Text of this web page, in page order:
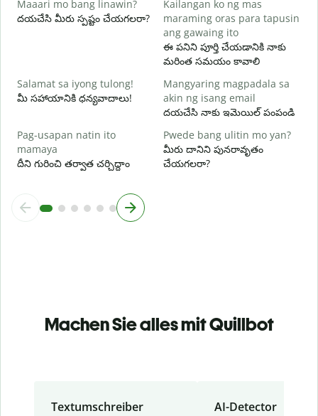
Maaari mo bang linawin?
దయచేసి మీరు స్పష్టం చేయగలరా?
Kailangan ko ng mas
maraming oras para tapusin
ang gawaing ito
ఈ పనిని పూర్తి చేయడానికి నాకు
మరింత సమయం కావాలి
Salamat sa iyong tulong!
మీ సహాయానికి ధన్యవాదాలు!
Mangyaring magpadala sa
akin ng isang email
దయచేసి నాకు ఇమెయిల్ పంపండి
Pag-usapan natin ito
mamaya
దీని గురించి తర్వాత చర్చిద్దాం
Pwede bang ulitin mo yan?
మీరు దానిని పునరావృతం
చేయగలరా?
Machen Sie alles mit Quillbot
Textumschreiber AI-Detector